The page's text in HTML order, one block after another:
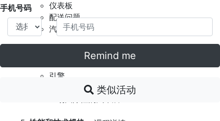
仪表板
配送问题
汽车配置器
引擎
技术支持热线
手机号码
Remind me
类似活动